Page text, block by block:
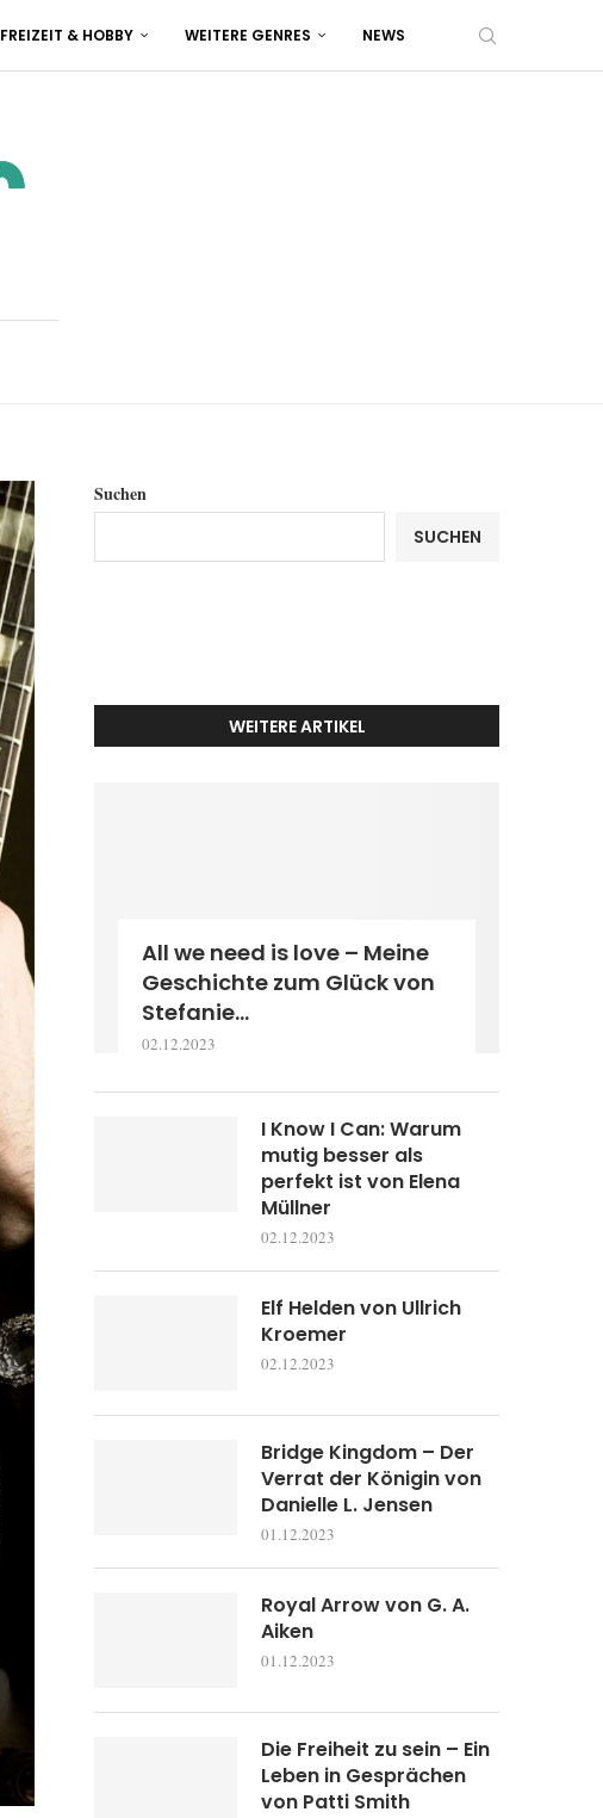
FREIZEIT & HOBBY WEITERE GENRES NEWS
Suchen
SUCHEN
WEITERE ARTIKEL
All we need is love – Meine
Geschichte zum Glück von
Stefanie...
02.12.2023
I Know I Can: Warum
mutig besser als
perfekt ist von Elena
Müllner
02.12.2023
Elf Helden von Ullrich
Kroemer
02.12.2023
Bridge Kingdom – Der
Verrat der Königin von
Danielle L. Jensen
01.12.2023
Royal Arrow von G. A.
Aiken
01.12.2023
Die Freiheit zu sein – Ein
Leben in Gesprächen
von Patti Smith